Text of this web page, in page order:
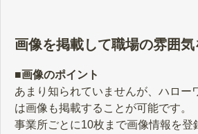
画像を掲載して職場の雰囲気
■画像のポイント
あまり知られていませんが、ハロー
は画像も掲載することが可能です。
事業所ごとに10枚まで画像情報を登